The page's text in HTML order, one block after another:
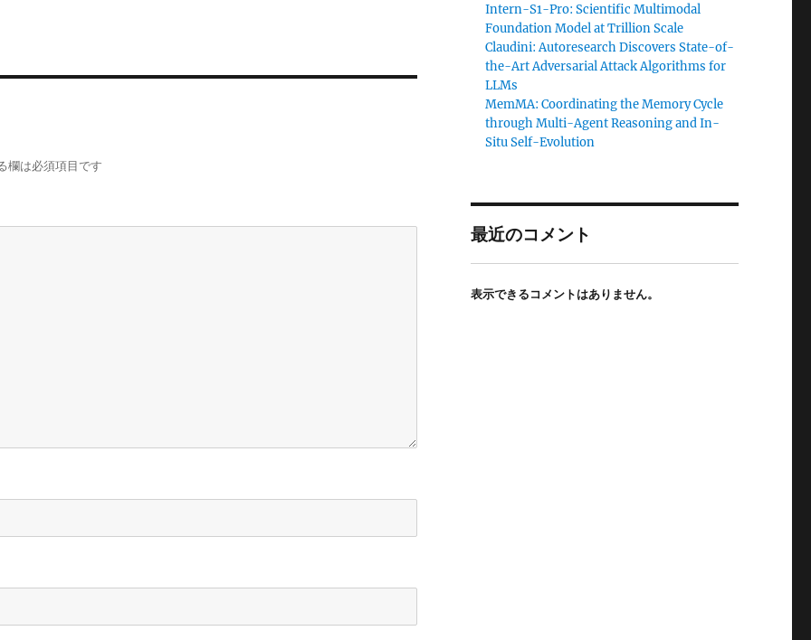
欄は必須項目です
Intern-S1-Pro: Scientific Multimodal
Foundation Model at Trillion Scale
Claudini: Autoresearch Discovers State-of-
the-Art Adversarial Attack Algorithms for
LLMs
MemMA: Coordinating the Memory Cycle
through Multi-Agent Reasoning and In-
Situ Self-Evolution
最近のコメント
表示できるコメントはありません。